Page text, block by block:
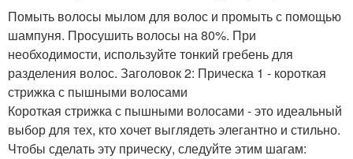
Помыть волосы мылом для волос и промыть с помощью
шампуня. Просушить волосы на 80%. При
необходимости, используйте тонкий гребень для
разделения волос. Заголовок 2: Прическа 1 - короткая
стрижка с пышными волосами
Короткая стрижка с пышными волосами - это идеальный
выбор для тех, кто хочет выглядеть элегантно и стильно.
Чтобы сделать эту прическу, следуйте этим шагам: